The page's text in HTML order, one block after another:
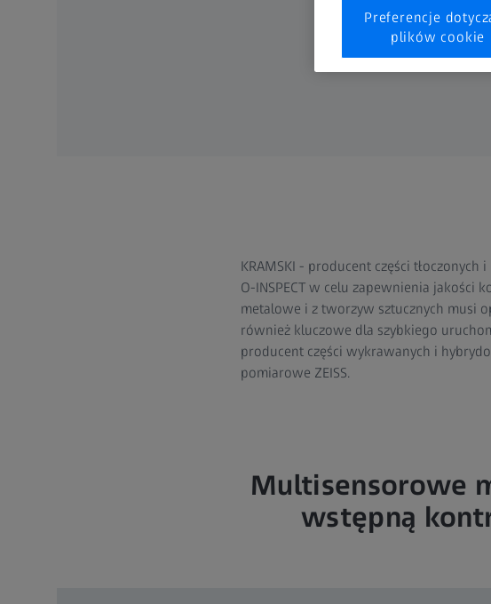
KRAMSKI - producent części
O-INSPECT w celu zapewnienia jakości
metalowe i z tworzyw sztucznych musi
również kluczowe dla szybkiego
producent części wykrawanych i
pomiarowe ZEISS.
Multisensorowe
wstępną
Preferencje
plików cookie